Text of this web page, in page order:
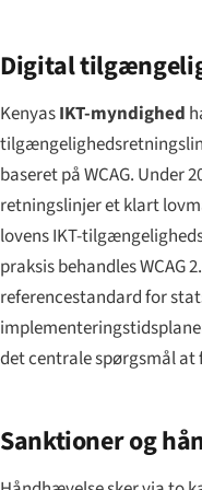
Digital
KenyasIKT-myndighed
baseret på WCAG. Under
retningslinjer et klart
lovens IKT-
praksis behandles WCAG
referencestandard for
det centrale spørgsmål at
Sanktioner og